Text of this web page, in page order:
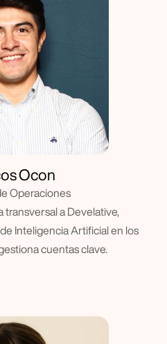
Ocon
Operaciones
transversal a Develative,
Inteligencia Artificial en los
cuentas clave.